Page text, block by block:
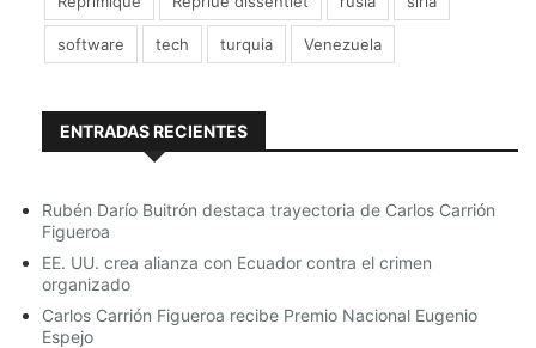
primero que los extranjeros puedan votar, se habla de
la ciudadanía universal, lo cual no se cumplido con
Lilian.
Seguiré luchando por la libertad
y los
#DDHH
de mi país y de los
ecuatorianos ¡El 2 de abril tienen
la oportunidad del cambio en
software tech turquia Venezuela
ENTRADAS RECIENTES
Rubén Darío Buitrón destaca trayectoria de Carlos Carrión
Figueroa
EE. UU. crea alianza con Ecuador contra el crimen
organizado
Carlos Carrión Figueroa recibe Premio Nacional Eugenio
Espejo